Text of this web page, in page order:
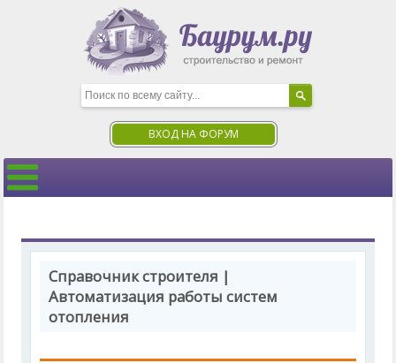
ВХОД НА ФОРУМ
Справочник строителя |
Автоматизация работы систем
отопления